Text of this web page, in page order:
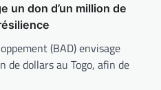
un don d’un million de
(BAD) envisage
de dollars au Togo, afin de